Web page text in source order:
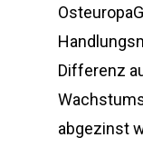
Differenz
abgezinst